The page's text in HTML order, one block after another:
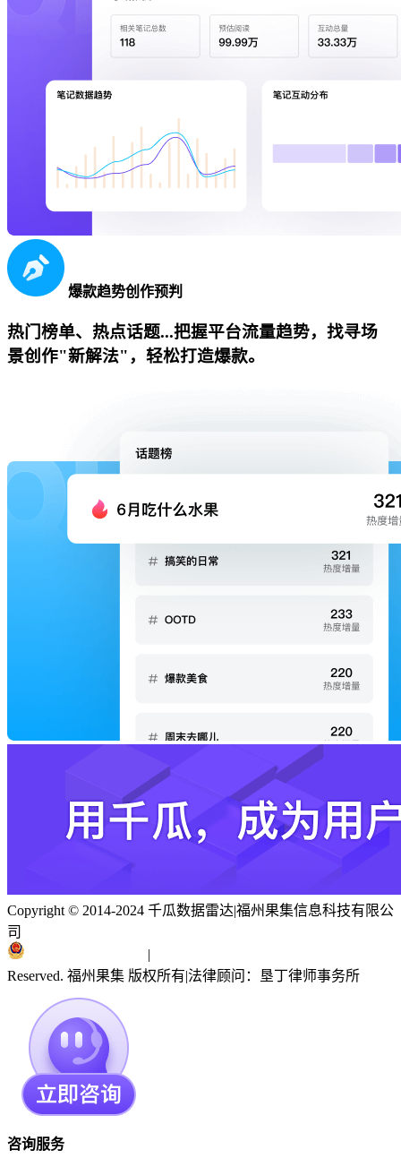
爆款趋势创作预判
热门榜单、热点话题...把握平台流量趋势，找寻场
景创作"新解法"，轻松打造爆款。
Copyright © 2014-2024 千瓜数据雷达|福州果集信息科技有限公
司
|
Reserved. 福州果集 版权所有|法律顾问：垦丁律师事务所
咨询服务